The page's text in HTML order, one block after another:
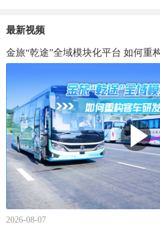
最新视频
金旅“乾途”全域模块化平台 如何重
2026-08-07